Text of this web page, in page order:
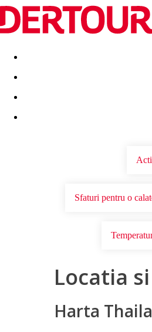
Destinatii Vacanta perfecta
Sfaturi pentru o
Locatia
Harta